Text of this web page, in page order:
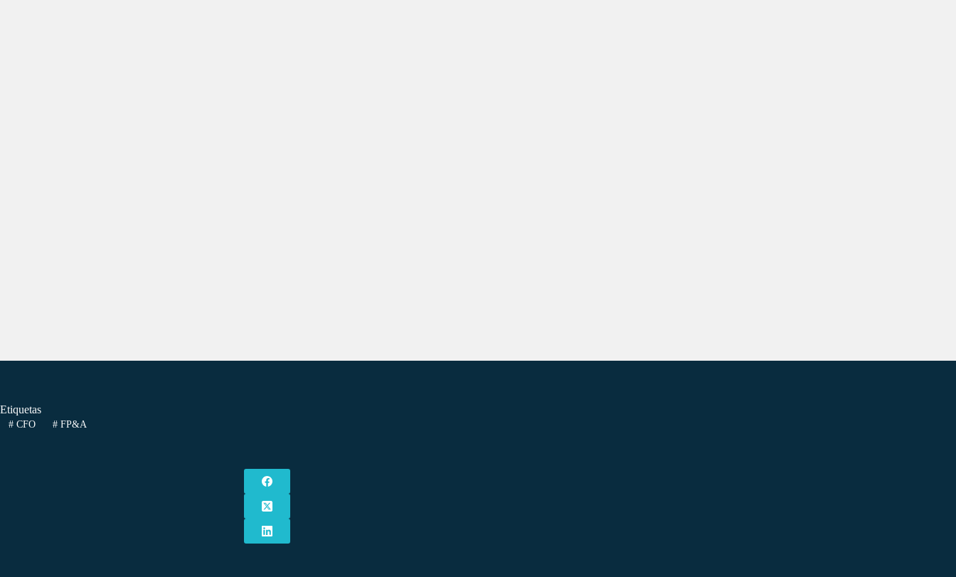
Etiquetas
#CFO #FP&A